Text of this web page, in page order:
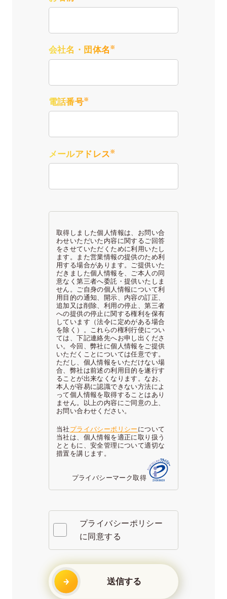
会社名・団体名 ※
電話番号※
メールアドレス※
取得しました個人情報は、お問い合
わせいただいた内容に関するご回答
をさせていただくために利用いたし
ます。また営業情報の提供のため利
用する場合があります。ご提供いた
だきました個人情報を、ご本人の同
意なく第三者へ委託・提供いたしま
せん。ご自身の個人情報について利
用目的の通知、開示、内容の訂正、
追加又は削除、利用の停止、第三者
への提供の停止に関する権利を保有
しています（法令に定めがある場合
を除く）。これらの権利行使につい
ては、下記連絡先へお申し出くださ
い。今回、弊社に個人情報をご提供
いただくことについては任意です。
ただし、個人情報をいただけない場
合、弊社は前述の利用目的を遂行す
ることが出来なくなります。なお、
本人が容易に認識できない方法によ
って個人情報を取得することはあり
ません。以上の内容にご同意の上、
お問い合わせください。
当社 プライバシーポリシー について
当社は、個人情報を適正に取り扱う
とともに、安全管理について適切な
措置を講じます。
プライバシーマーク取得
プライバシーポリシー
に同意する